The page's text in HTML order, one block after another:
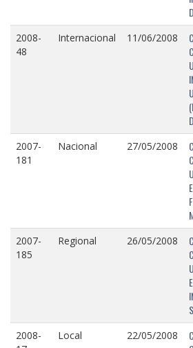
2008-
48
Internacional 11/06/2008
2007-
181
Nacional 27/05/2008
2007-
185
Regional 26/05/2008
2008-
Local 22/05/2008